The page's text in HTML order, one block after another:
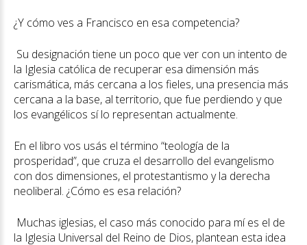
¿Y cómo ves a Francisco en esa competencia?
Su designación tiene un poco que ver con un intento de
la Iglesia católica de recuperar esa dimensión más
carismática, más cercana a los fieles, una presencia más
cercana a la base, al territorio, que fue perdiendo y que
los evangélicos sí lo representan actualmente.
En el libro vos usás el término “teología de la
prosperidad”, que cruza el desarrollo del evangelismo
con dos dimensiones, el protestantismo y la derecha
neoliberal. ¿Cómo es esa relación?
Muchas iglesias, el caso más conocido para mí es el de
la Iglesia Universal del Reino de Dios, plantean esta idea